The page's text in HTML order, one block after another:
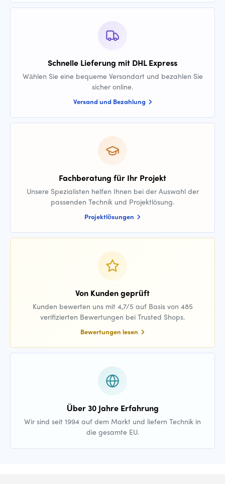
Schnelle Lieferung mit DHL Express
Wählen Sie eine bequeme Versandart und bezahlen Sie
sicher online.
Versand und Bezahlung
Fachberatung für Ihr Projekt
Unsere Spezialisten helfen Ihnen bei der Auswahl der
passenden Technik und Projektlösung.
Projektlösungen
Von Kunden geprüft
Kunden bewerten uns mit 4,7/5 auf Basis von 485
verifizierten Bewertungen bei Trusted Shops.
Bewertungen lesen
Über 30 Jahre Erfahrung
Wir sind seit 1994 auf dem Markt und liefern Technik in
die gesamte EU.